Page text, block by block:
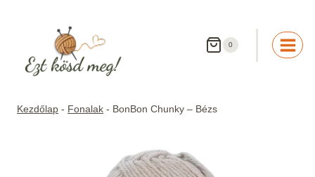
0
Kezdőlap - Fonalak - BonBon Chunky – Bézs